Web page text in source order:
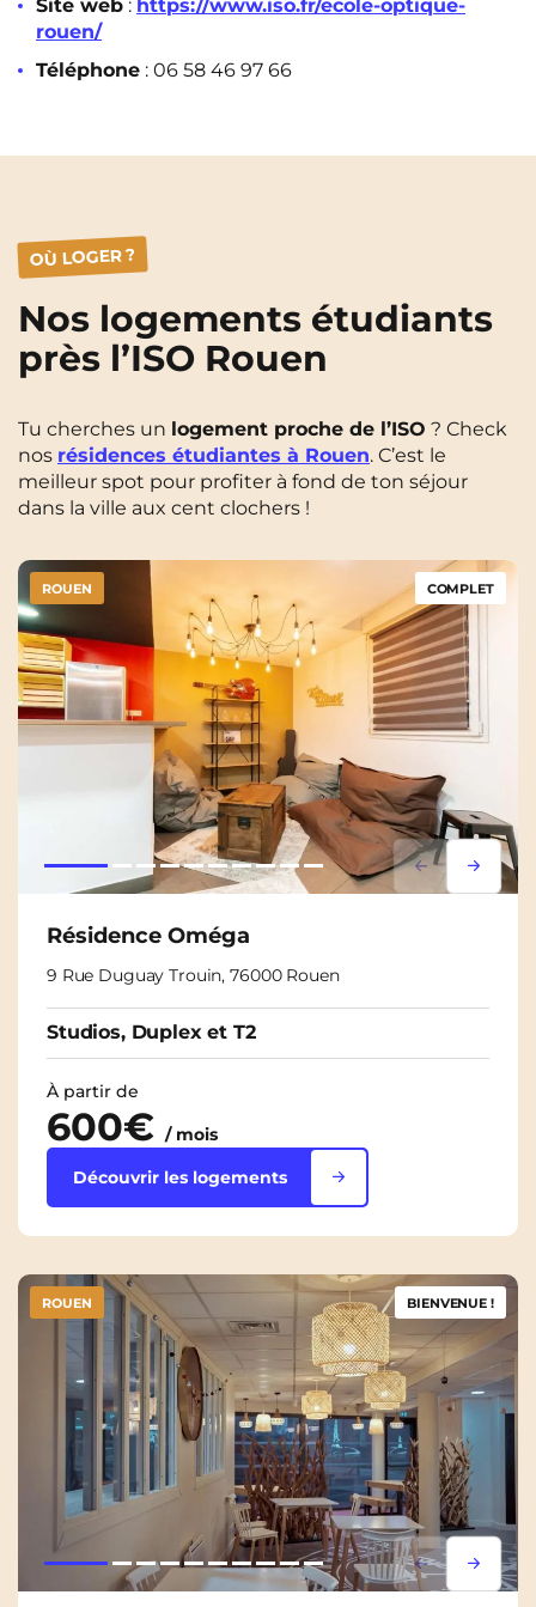
Site web : https://www.iso.fr/ecole-optique-
rouen/
Téléphone : 06 58 46 97 66
OÙ LOGER ?
Nos logements étudiants
près l’ISO Rouen
Tu cherches un logement proche de l’ISO ? Check
nos résidences étudiantes à Rouen. C’est le
meilleur spot pour profiter à fond de ton séjour
dans la ville aux cent clochers !
Lorem ipsum
Lorem
ROUEN COMPLET
Résidence Oméga
9 Rue Duguay Trouin, 76000 Rouen
Studios, Duplex et T2
À partir de
600€ / mois
Découvrir les logements
Lorem ipsum
Lorem
ROUEN BIENVENUE !